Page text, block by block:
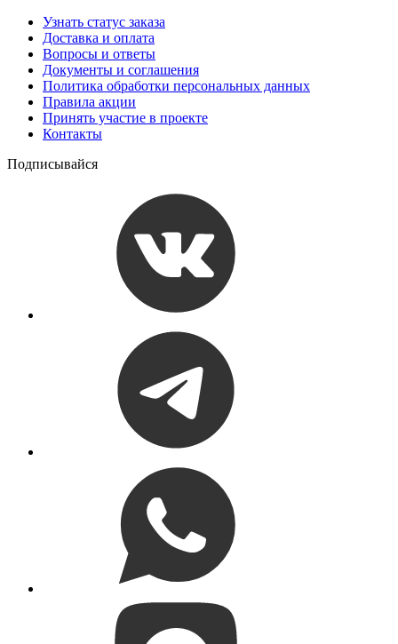
Узнать статус заказа
Доставка и оплата
Вопросы и ответы
Документы и соглашения
Политика обработки персональных данных
Правила акции
Принять участие в проекте
Контакты
Подписывайся